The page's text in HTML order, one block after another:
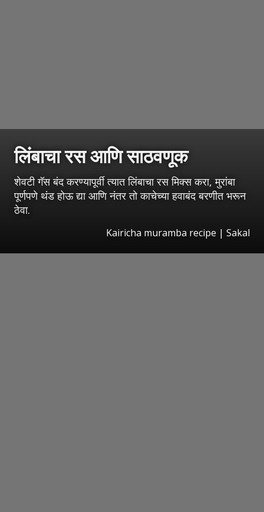
लिंबाचा रस आणि साठवणूक
शेवटी गॅस बंद करण्यापूर्वी त्यात लिंबाचा रस मिक्स करा, मुरांबा
पूर्णपणे थंड होऊ द्या आणि नंतर तो काचेच्या हवाबंद बरणीत भरून
ठेवा.
Kairicha muramba recipe | Sakal